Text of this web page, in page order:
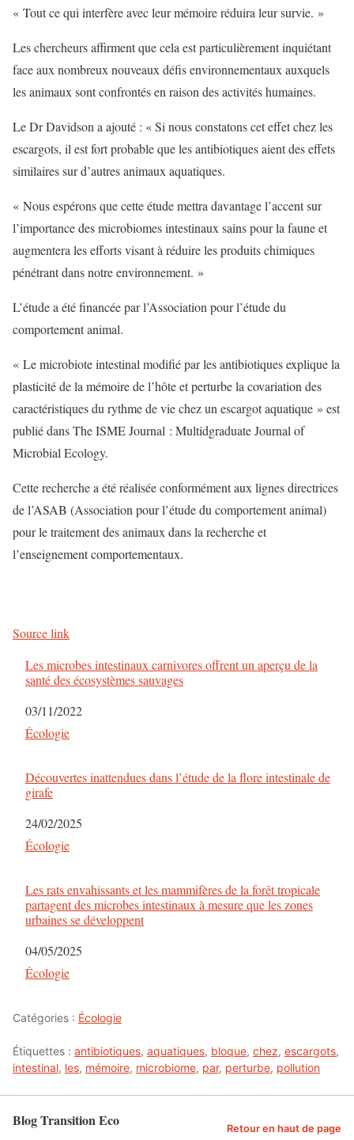
« Tout ce qui interfère avec leur mémoire réduira leur survie. »
Les chercheurs affirment que cela est particulièrement inquiétant
face aux nombreux nouveaux défis environnementaux auxquels
les animaux sont confrontés en raison des activités humaines.
Le Dr Davidson a ajouté : « Si nous constatons cet effet chez les
escargots, il est fort probable que les antibiotiques aient des effets
similaires sur d’autres animaux aquatiques.
« Nous espérons que cette étude mettra davantage l’accent sur
l’importance des microbiomes intestinaux sains pour la faune et
augmentera les efforts visant à réduire les produits chimiques
pénétrant dans notre environnement. »
L’étude a été financée par l’Association pour l’étude du
comportement animal.
« Le microbiote intestinal modifié par les antibiotiques explique la
plasticité de la mémoire de l’hôte et perturbe la covariation des
caractéristiques du rythme de vie chez un escargot aquatique » est
publié dans The ISME Journal : Multidgraduate Journal of
Microbial Ecology.
Cette recherche a été réalisée conformément aux lignes directrices
de l’ASAB (Association pour l’étude du comportement animal)
pour le traitement des animaux dans la recherche et
l’enseignement comportementaux.
Source link
Les microbes intestinaux carnivores offrent un aperçu de la
santé des écosystèmes sauvages
Date
03/11/2022
Par rapport à
Écologie
Découvertes inattendues dans l’étude de la flore intestinale de
girafe
Date
24/02/2025
Par rapport à
Écologie
Les rats envahissants et les mammifères de la forêt tropicale
partagent des microbes intestinaux à mesure que les zones
urbaines se développent
Date
04/05/2025
Par rapport à
Écologie
Catégories : Écologie
Étiquettes : antibiotiques, aquatiques, bloque, chez, escargots,
intestinal, les, mémoire, microbiome, par, perturbe, pollution
Blog Transition Eco Retour en haut de page